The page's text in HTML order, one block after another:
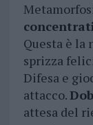
Questa è la
sprizza
Difesa e
attacco.
attesa del